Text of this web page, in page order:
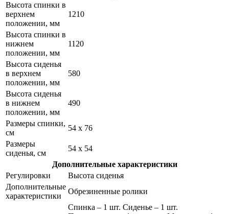
Высота спинки в
верхнем
положении, мм
1210
Высота спинки в
нижнем
положении, мм
1120
Высота сиденья
в верхнем
положении, мм
580
Высота сиденья
в нижнем
положении, мм
490
Размеры спинки,
см
54 x 76
Размеры
сиденья, см
54 x 54
Дополнительные характеристики
Регулировки
Высота сиденья
Дополнительные
характеристики
Обрезиненные ролики
Спинка – 1 шт. Сиденье – 1 шт.